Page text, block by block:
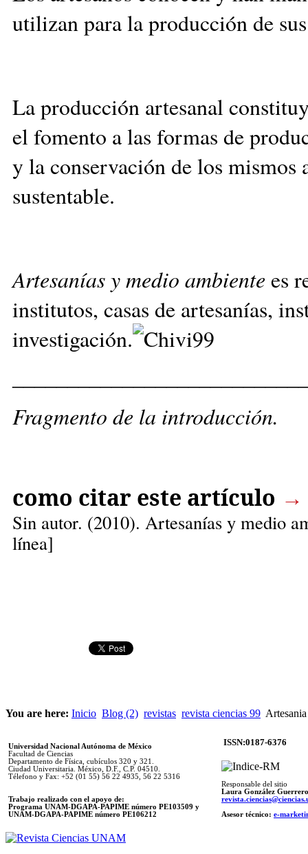
utilizan para la producción de
La producción artesanal
el fomento a las formas de
y la conservación de los mismos
sustentable.
Artesanías y medio ambiente es
institutos, casas de artesanías,
investigación.
Fragmento de la introducción.
como citar este artículo →
Sin autor. (2010). Artesanías y medio
línea]
You are here: Inicio Blog (2) revistas revista ciencias 99
Universidad Nacional Autónoma de México
Facultad de Ciencias
Departamento de Física, cubículos 320 y 321.
Ciudad Universitaria. México, D.F., C.P. 04510.
Télefono y Fax: +52 (01 55) 56 22 4935, 56 22 5316
Trabajo realizado con el apoyo de:
Programa UNAM-DGAPA-PAPIME número PE103509 y
UNAM-DGAPA-PAPIME número PE106212
ISSN:0187-6376
Responsable del sitio
Laura González Guerrero
Asesor técnico: e-